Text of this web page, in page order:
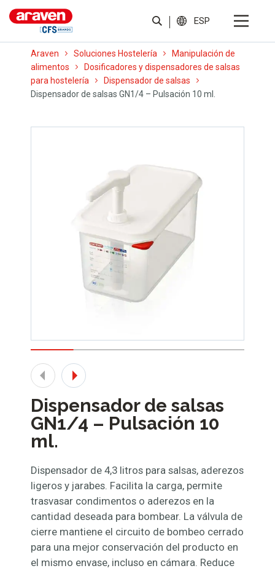
ESP
Araven Soluciones Hostelería
Manipulación de
alimentos
Dosificadores y dispensadores de salsas
para hostelería
Dispensador de salsas
Dispensador de salsas GN1/4 – Pulsación 10 ml.
Dispensador de salsas
GN1/4 – Pulsación 10
ml.
Dispensador de 4,3 litros para salsas, aderezos
ligeros y jarabes. Facilita la carga, permite
trasvasar condimentos o aderezos en la
cantidad deseada para bombear. La válvula de
cierre mantiene el circuito de bombeo cerrado
para una mejor conservación del producto en
el mismo envase, incluso en cámara. Reduce